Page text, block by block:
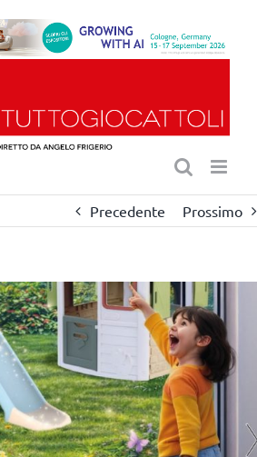
Precedente Prossimo